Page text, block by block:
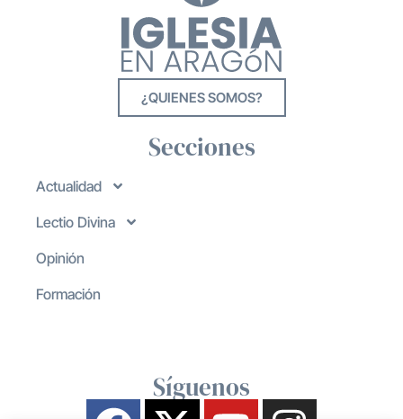
¿QUIENES SOMOS?
Secciones
Actualidad
Lectio Divina
Opinión
Formación
Síguenos